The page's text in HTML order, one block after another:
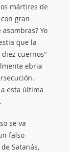
mártires de
gran
Yo
que la
cuernos"
ebria
esta última
se va
falso
Satanás,